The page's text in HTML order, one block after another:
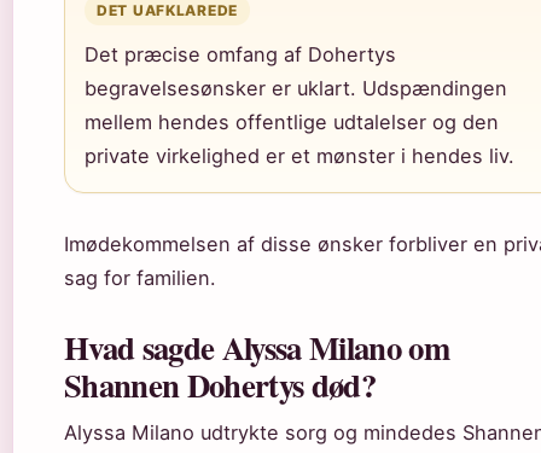
DET UAFKLAREDE
Det præcise omfang af Dohertys
begravelsesønsker er uklart. Udspændingen
mellem hendes offentlige udtalelser og den
private virkelighed er et mønster i hendes liv.
Imødekommelsen af disse ønsker forbliver en
sag for familien.
Hvad sagde Alyssa Milano om
Shannen Dohertys død?
Alyssa Milano udtrykte sorg og mindedes